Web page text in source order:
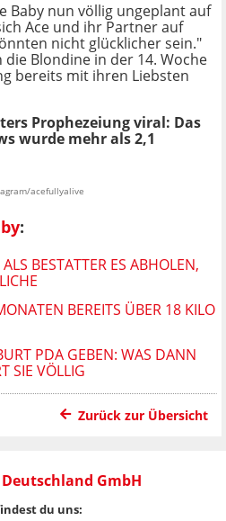
Baby nun völlig ungeplant auf
Ace und ihr Partner auf
nicht glücklicher sein."
Blondine in der 14. Woche
bereits mit ihren Liebsten
Prophezeiung viral: Das
wurde mehr als 2,1
acefullyalive
:
BESTATTER ES ABHOLEN,
BEREITS ÜBER 18 KILO
PDA GEBEN: WAS DANN
SIE VÖLLIG
Zurück zur Übersicht
Deutschland GmbH
du uns: